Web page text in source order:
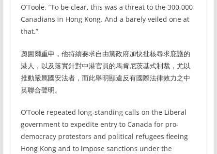
O’Toole. “To be clear, this was a threat to the 300,000
Canadians in Hong Kong. And a barely veiled one at
that.”
奧圖爾重申，他持續要求自由黨政府加快批核尋求庇護的
港人，以及落實針對中港官員的馬肯尼茨基式制裁，尤以
推動嚴厲國安法者，而此舉明顯違反有國際法律效力之中
英聯合聲明。
O’Toole repeated long-standing calls on the Liberal
government to expedite entry to Canada for pro-
democracy protestors and political refugees fleeing
Hong Kong and to impose sanctions under the